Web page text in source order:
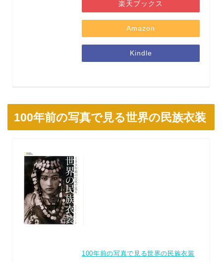
楽天ブックス
Amazon
Kindle
100年前の写真で見る世界の民族衣装
100年前の写真で見る世界の民族衣装